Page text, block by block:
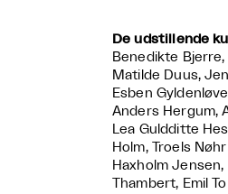
De udstillende
Benedikte
Matilde Duus,
Esben
Anders Hergum,
Lea Guldditte
Holm, Troels
Haxholm
Thambert, Emil